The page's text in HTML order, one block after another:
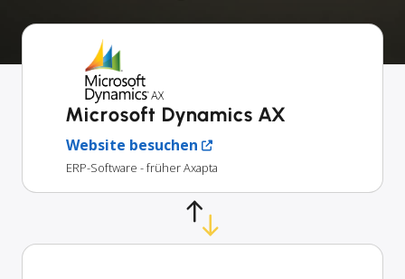
Microsoft Dynamics AX
Website besuchen
ERP-Software - früher Axapta